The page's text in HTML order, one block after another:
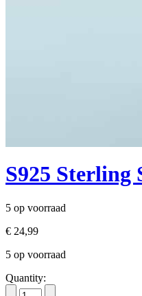
S925
5 op voorraad
€ 24,99
5 op voorraad
Quantity: